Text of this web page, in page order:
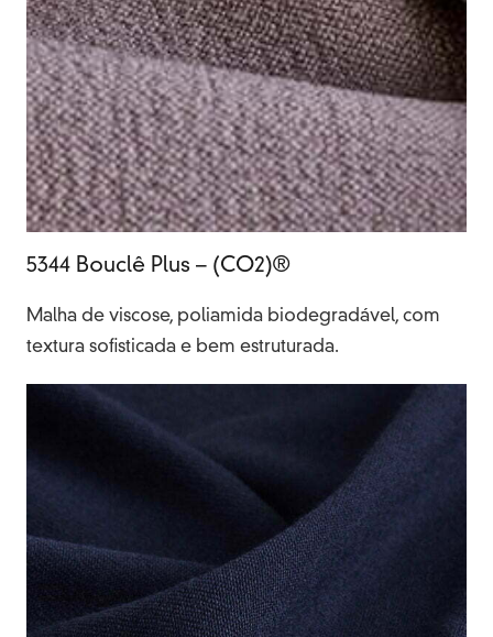
5344 Bouclê Plus – (CO2)®
Malha de viscose, poliamida biodegradável, com
textura sofisticada e bem estruturada.